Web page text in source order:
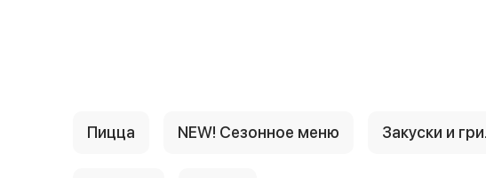
Пицца NEW! Сезонное меню Закуски и